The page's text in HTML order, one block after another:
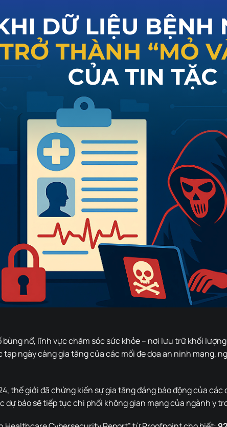
nổ, lĩnh vực chăm sóc sức khỏe – nơi lưu trữ khối
tạp ngày càng gia tăng của các mối đe dọa an ninh mạng,
thế giới đã chứng kiến sự gia tăng đáng báo động của
dự báo sẽ tiếp tục chi phối không gian mạng của ngành y